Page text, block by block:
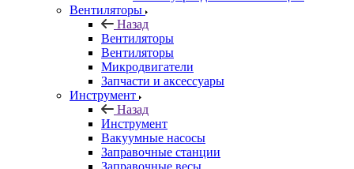
Вентиляторы
Назад
Вентиляторы
Вентиляторы
Микродвигатели
Запчасти и аксессуары
Инструмент
Назад
Инструмент
Вакуумные насосы
Заправочные станции
Заправочные весы